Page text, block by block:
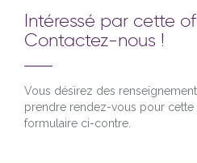
Intéressé par cette
Contactez-nous !
Vous désirez des
prendre rendez-vous pour
formulaire ci-contre.